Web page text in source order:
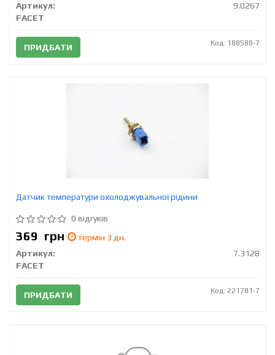
Артикул:
9.0267
FACET
ПРИДБАТИ Код: 188588-7
Датчик температури охолоджувальної рідини
0 відгуків
369 грн
термін 3 дн.
Артикул:
7.3128
FACET
ПРИДБАТИ Код: 221781-7